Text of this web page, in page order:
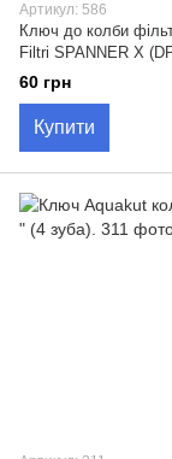
Артикул: 586
Ключ до колби
Filtri SPANNER X
60 грн
Купити